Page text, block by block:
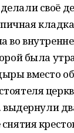
своё
во
была
вместо
выдернули